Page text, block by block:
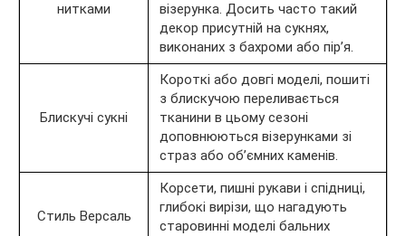
нитками
візерунка. Досить часто такий
декор присутній на сукнях,
виконаних з бахроми або пір’я.
Блискучі сукні
Короткі або довгі моделі, пошиті
з блискучою переливається
тканини в цьому сезоні
доповнюються візерунками зі
страз або об’ємних каменів.
Стиль Версаль
Корсети, пишні рукави і спідниці,
глибокі вирізи, що нагадують
старовинні моделі бальних